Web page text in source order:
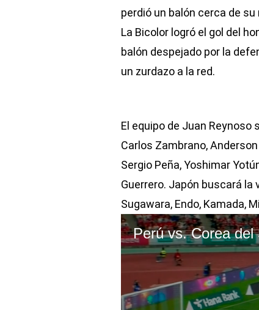
perdió un balón cerca de
La Bicolor logró el gol del
balón despejado por la
un zurdazo a la red.
El equipo de Juan Reynoso
Carlos Zambrano,
Sergio Peña, Yoshimar
Guerrero. Japón buscará la
Sugawara, Endo, Kamada,